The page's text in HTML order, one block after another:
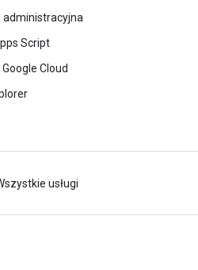
administracyjna
Script
Cloud
usługi